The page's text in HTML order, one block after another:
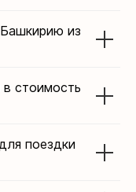
из
стоимость
поездки